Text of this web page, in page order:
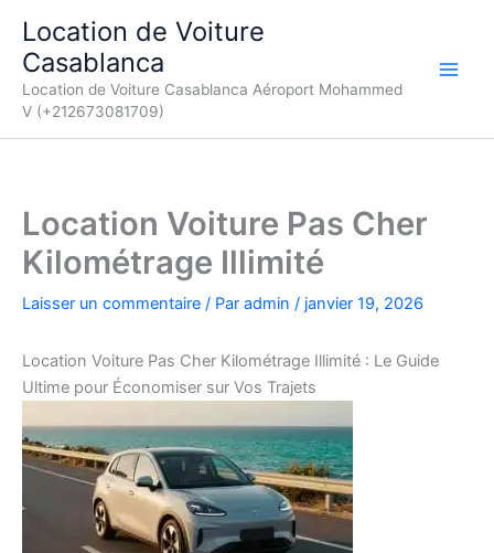
contenu
Location de Voiture
Casablanca
Location de Voiture Casablanca Aéroport Mohammed
V (+212673081709)
Location Voiture Pas Cher
Kilométrage Illimité
Laisser un commentaire / Par admin / janvier 19, 2026
Location Voiture Pas Cher Kilométrage Illimité : Le Guide
Ultime pour Économiser sur Vos Trajets